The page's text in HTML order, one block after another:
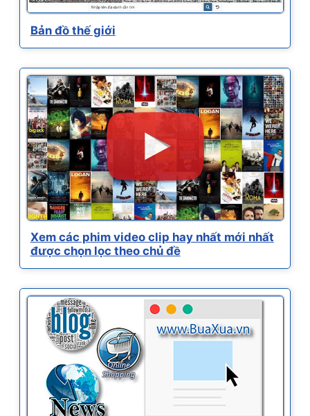
Bản đồ thế giới
Xem các phim video clip hay nhất mới nhất
được chọn lọc theo chủ đề